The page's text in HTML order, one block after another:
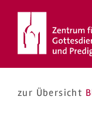
springen
zur Übersicht